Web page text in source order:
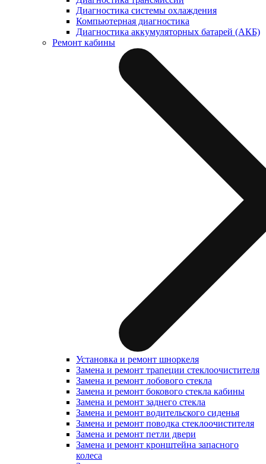
Диагностика системы охлаждения
Компьютерная диагностика
Диагностика аккумуляторных батарей (АКБ)
Ремонт кабины
Установка и ремонт шноркеля
Замена и ремонт трапеции стеклоочистителя
Замена и ремонт лобового стекла
Замена и ремонт бокового стекла кабины
Замена и ремонт заднего стекла
Замена и ремонт водительского сиденья
Замена и ремонт поводка стеклоочистителя
Замена и ремонт петли двери
Замена и ремонт кронштейна запасного
колеса